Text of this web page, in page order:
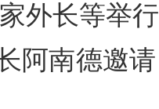
外长等举
阿南德邀